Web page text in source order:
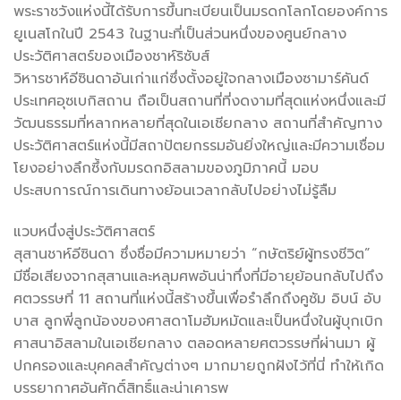
พระราชวังแห่งนี้ได้รับการขึ้นทะเบียนเป็นมรดกโลกโดยองค์การ
ยูเนสโกในปี 2543 ในฐานะที่เป็นส่วนหนึ่งของศูนย์กลาง
ประวัติศาสตร์ของเมืองชาห์ริซับส์
วิหารชาห์อีซินดาอันเก่าแก่ซึ่งตั้งอยู่ใจกลางเมืองซามาร์คันด์
ประเทศอุซเบกิสถาน ถือเป็นสถานที่ที่งดงามที่สุดแห่งหนึ่งและมี
วัฒนธรรมที่หลากหลายที่สุดในเอเชียกลาง สถานที่สำคัญทาง
ประวัติศาสตร์แห่งนี้มีสถาปัตยกรรมอันยิ่งใหญ่และมีความเชื่อม
โยงอย่างลึกซึ้งกับมรดกอิสลามของภูมิภาคนี้ มอบ
ประสบการณ์การเดินทางย้อนเวลากลับไปอย่างไม่รู้ลืม
แวบหนึ่งสู่ประวัติศาสตร์
สุสานชาห์อีซินดา ซึ่งชื่อมีความหมายว่า “กษัตริย์ผู้ทรงชีวิต”
มีชื่อเสียงจากสุสานและหลุมศพอันน่าทึ่งที่มีอายุย้อนกลับไปถึง
ศตวรรษที่ 11 สถานที่แห่งนี้สร้างขึ้นเพื่อรำลึกถึงคูซัม อิบน์ อับ
บาส ลูกพี่ลูกน้องของศาสดาโมฮัมหมัดและเป็นหนึ่งในผู้บุกเบิก
ศาสนาอิสลามในเอเชียกลาง ตลอดหลายศตวรรษที่ผ่านมา ผู้
ปกครองและบุคคลสำคัญต่างๆ มากมายถูกฝังไว้ที่นี่ ทำให้เกิด
บรรยากาศอันศักดิ์สิทธิ์และน่าเคารพ